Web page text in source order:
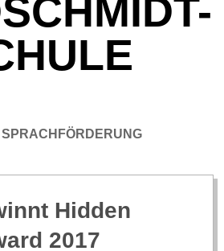
SPRACHFÖRDERUNG
Hid­den
2017